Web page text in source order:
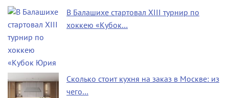
В Балашихе стартовал XIII турнир по
хоккею «Кубок…
Сколько стоит кухня на заказ в Москве: из
чего…